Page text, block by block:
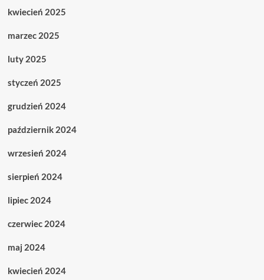
kwiecień 2025
marzec 2025
luty 2025
styczeń 2025
grudzień 2024
październik 2024
wrzesień 2024
sierpień 2024
lipiec 2024
czerwiec 2024
maj 2024
kwiecień 2024